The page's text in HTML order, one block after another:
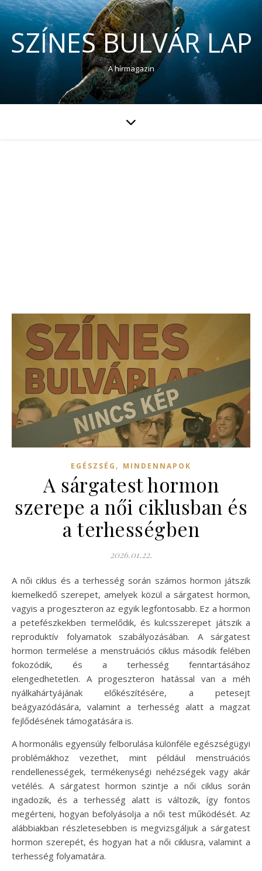
SZÍNES BULVÁR LAP
A hírmagazin
EGÉSZSÉG , MINDENNAPOK
A sárgatest hormon
szerepe a női ciklusban és
a terhességben
2026.01.22.
A női ciklus és a terhesség során számos hormon játszik
kiemelkedő szerepet, amelyek közül a sárgatest hormon,
vagyis a progeszteron az egyik legfontosabb. Ez a hormon
a petefészkekben termelődik, és kulcsszerepet játszik a
reproduktív folyamatok szabályozásában. A sárgatest
hormon termelése a menstruációs ciklus második felében
fokozódik, és a terhesség fenntartásához
elengedhetetlen. A progeszteron hatással van a méh
nyálkahártyájának előkészítésére, a petesejt
beágyazódására, valamint a terhesség alatt a magzat
fejlődésének támogatására is.
A hormonális egyensúly felborulása különféle egészségügyi
problémákhoz vezethet, mint például menstruációs
rendellenességek, termékenységi nehézségek vagy akár
vetélés. A sárgatest hormon szintje a női ciklus során
ingadozik, és a terhesség alatt is változik, így fontos
megérteni, hogyan befolyásolja a női test működését. Az
alábbiakban részletesebben is megvizsgáljuk a sárgatest
hormon szerepét, és hogyan hat a női ciklusra, valamint a
terhesség folyamatára.